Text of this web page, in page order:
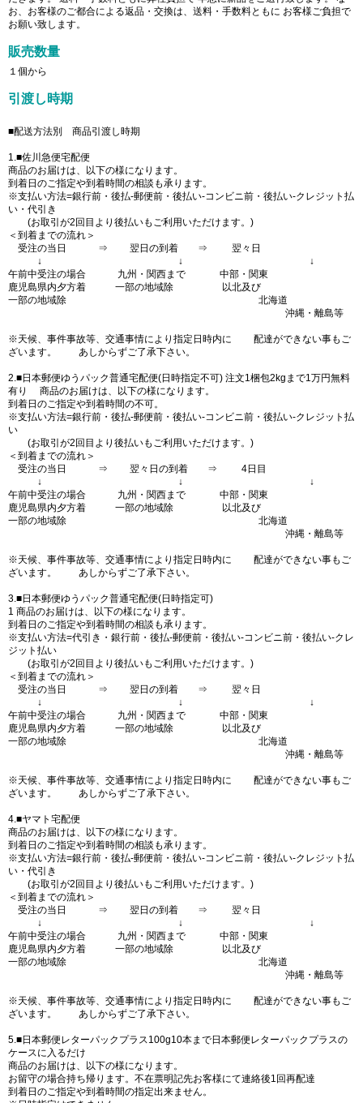
お、お客様のご都合による返品・交換は、送料・手数料ともに お客様ご負担で
お願い致します。
販売数量
１個から
引渡し時期
■配送方法別 商品引渡し時期
1.■佐川急便宅配便
商品のお届けは、以下の様になります。
到着日のご指定や到着時間の相談も承ります。
※支払い方法=銀行前・後払-郵便前・後払い-コンビニ前・後払い-クレジット払
い・代引き
(お取引が2回目より後払いもご利用いただけます。)
＜到着までの流れ＞
受注の当日 ⇒ 翌日の到着 ⇒ 翌々日
↓ ↓ ↓
午前中受注の場合 九州・関西まで 中部・関東
鹿児島県内夕方着 一部の地域除 以北及び
一部の地域除 北海道
沖縄・離島等
※天候、事件事故等、交通事情により指定日時内に 配達ができない事もご
ざいます。 あしからずご了承下さい。
2.■日本郵便ゆうパック普通宅配便(日時指定不可) 注文1梱包2kgまで1万円無料
有り 商品のお届けは、以下の様になります。
到着日のご指定や到着時間の不可。
※支払い方法=銀行前・後払-郵便前・後払い-コンビニ前・後払い-クレジット払
い
(お取引が2回目より後払いもご利用いただけます。)
＜到着までの流れ＞
受注の当日 ⇒ 翌々日の到着 ⇒ 4日目
↓ ↓ ↓
午前中受注の場合 九州・関西まで 中部・関東
鹿児島県内夕方着 一部の地域除 以北及び
一部の地域除 北海道
沖縄・離島等
※天候、事件事故等、交通事情により指定日時内に 配達ができない事もご
ざいます。 あしからずご了承下さい。
3.■日本郵便ゆうパック普通宅配便(日時指定可)
1 商品のお届けは、以下の様になります。
到着日のご指定や到着時間の相談も承ります。
※支払い方法=代引き・銀行前・後払-郵便前・後払い-コンビニ前・後払い-クレ
ジット払い
(お取引が2回目より後払いもご利用いただけます。)
＜到着までの流れ＞
受注の当日 ⇒ 翌日の到着 ⇒ 翌々日
↓ ↓ ↓
午前中受注の場合 九州・関西まで 中部・関東
鹿児島県内夕方着 一部の地域除 以北及び
一部の地域除 北海道
沖縄・離島等
※天候、事件事故等、交通事情により指定日時内に 配達ができない事もご
ざいます。 あしからずご了承下さい。
4.■ヤマト宅配便
商品のお届けは、以下の様になります。
到着日のご指定や到着時間の相談も承ります。
※支払い方法=銀行前・後払-郵便前・後払い-コンビニ前・後払い-クレジット払
い・代引き
(お取引が2回目より後払いもご利用いただけます。)
＜到着までの流れ＞
受注の当日 ⇒ 翌日の到着 ⇒ 翌々日
↓ ↓ ↓
午前中受注の場合 九州・関西まで 中部・関東
鹿児島県内夕方着 一部の地域除 以北及び
一部の地域除 北海道
沖縄・離島等
※天候、事件事故等、交通事情により指定日時内に 配達ができない事もご
ざいます。 あしからずご了承下さい。
5.■日本郵便レターパックプラス100g10本まで日本郵便レターパックプラスの
ケースに入るだけ
商品のお届けは、以下の様になります。
お留守の場合持ち帰ります。不在票明記先お客様にて連絡後1回再配達
到着日のご指定や到着時間の指定出来ません。